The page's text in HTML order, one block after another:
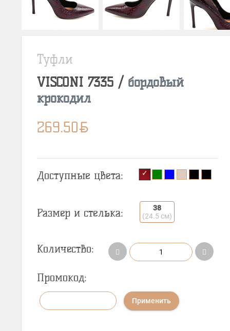
Туфли
VISCONI 7335 / бордовый
крокодил
269.50BYN
Доступные цвета:
Размер и стелька:
38
(24.5 см)
Количество:
Промокод:
Применить